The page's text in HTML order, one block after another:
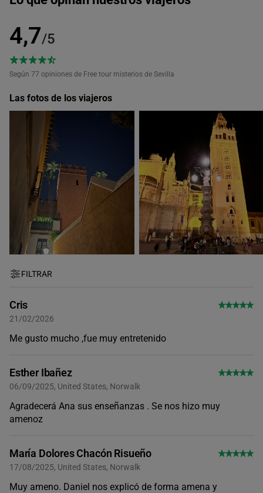
4,7/5
Según 77 opiniones de Free tour misterios de Sevilla
Las fotos de los viajeros
FILTRAR
Cris
21/02/2026
Me gusto mucho ,fue muy entretenido
Esther Ibañez
06/09/2025, United States, Norwalk
Agradecerá Ana sus enseñanzas . Se nos hizo muy
amenoz
María Dolores Chacón Risueño
17/08/2025, United States, Norwalk
Muy ameno. Daniel nos explicó de forma amena y